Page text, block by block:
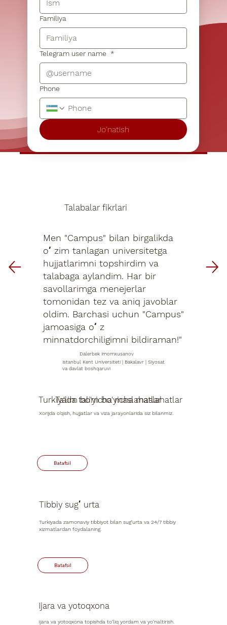
Talabalar fikrlari
Men "Campus" bilan birgalikda
oʻzim tanlagan universitetga
hujjatlarimni topshirdim va
talabaga aylandim. Har bir
savollarimga menejerlar
tomonidan tez va aniq javoblar
oldim. Barchasi uchun "Campus"
jamoasiga oʻz
minnatdorchiligimni bildiraman!"
Dalerbek Imomxusanov
Istanbul Kent Universiteti | Bakalavr | Siyosat
va davlat boshqaruvi
Familiya
Telegram user name *
Phone
Jo'natish
Ta'lim bo'yicha maslahatlar
Turkiyada talim bo'yicha maslahatlar
Xorijda o‘qish, hujjatlar va viza jarayonlarida siz bilanmiz.
Tibbiy sugʻurta
Turkiyada zamonaviy tibbiyot bilan sug‘urta va 24/7 tibbiy
xizmatlardan foydalaning.
Ijara vayotoqxona
Ijara va yotoqxona topishda to‘liq yordam va yo‘naltirish.